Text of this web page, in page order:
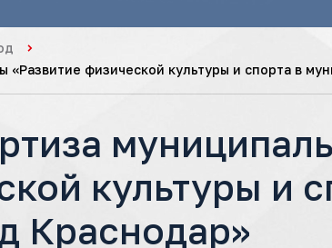
физической культуры и спорта в
культуры и
Краснодар»